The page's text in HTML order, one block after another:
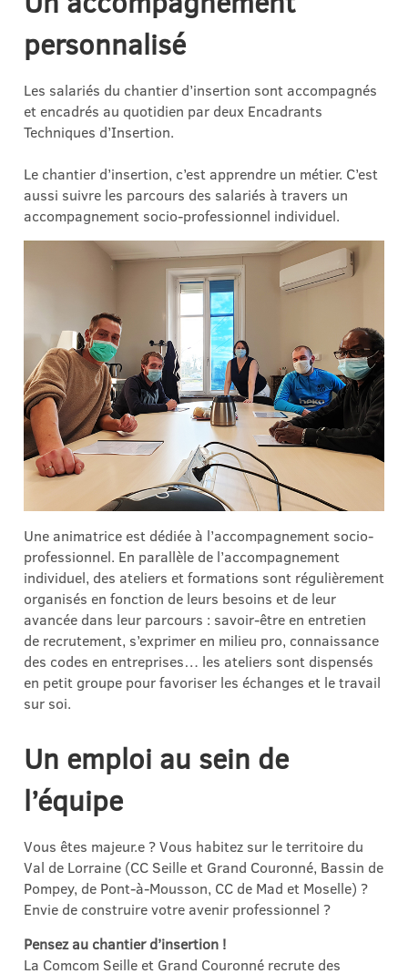
personnalisé
Les salariés du chantier d’insertion sont accompagnés
et encadrés au quotidien par deux Encadrants
Techniques d’Insertion.
Le chantier d’insertion, c’est apprendre un métier. C’est
aussi suivre les parcours des salariés à travers un
accompagnement socio-professionnel individuel.
Une animatrice est dédiée à l’accompagnement socio-
professionnel. En parallèle de l’accompagnement
individuel, des ateliers et formations sont régulièrement
organisés en fonction de leurs besoins et de leur
avancée dans leur parcours : savoir-être en entretien
de recrutement, s’exprimer en milieu pro, connaissance
des codes en entreprises… les ateliers sont dispensés
en petit groupe pour favoriser les échanges et le travail
sur soi.
Un emploi au sein de
l’équipe
Vous êtes majeur.e ? Vous habitez sur le territoire du
Val de Lorraine (CC Seille et Grand Couronné, Bassin de
Pompey, de Pont-à-Mousson, CC de Mad et Moselle) ?
Envie de construire votre avenir professionnel ?
Pensez au chantier d’insertion !
La Comcom Seille et Grand Couronné recrute des